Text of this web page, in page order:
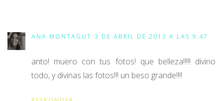
ANA MONTAGUT 3 DE ABRIL DE 2013 A LAS 9:47
anto! muero con tus fotos! que belleza!!!!! divino
todo, y divinas las fotos!!! un beso grande!!!!